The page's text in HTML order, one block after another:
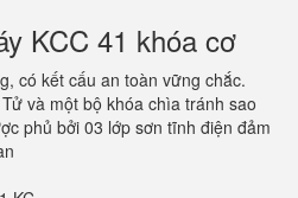
KCC 41 khóa cơ
có kết cấu an toàn vững chắc.
và một bộ khóa chìa tránh sao
phủ bởi 03 lớp sơn tĩnh điện đảm